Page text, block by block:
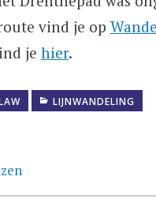
vind je op
je hier.
LIJNWANDELING